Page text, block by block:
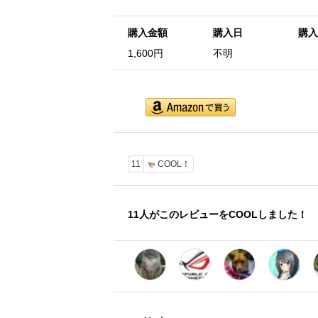
購入金額
1,600円
購入日
不明
購
11 COOL！
11人がこのレビューをCOOLしました！